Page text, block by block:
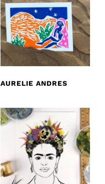
AURELIE ANDRES